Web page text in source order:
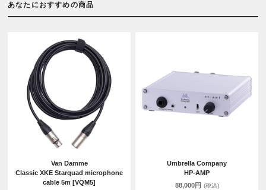
あなたにおすすめの商品
Van Damme
Classic XKE Starquad microphone
cable 5m [VQM5]
Umbrella Company
HP-AMP
88,000円 (税込)